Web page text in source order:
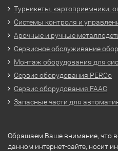
Турникеты, картоприемники,
Системы контроля и
Арочные и ручные
Сервисное обслуживание
Монтаж оборудования для
Сервис оборудования PERCo
Сервис оборудования FAAC
Запасные части для
Обращаем Ваше внимание, что
данном интернет-сайте, носит